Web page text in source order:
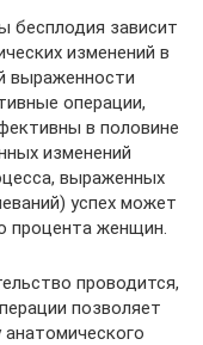
бесплодия зависит
изменений в
выраженности
операции,
в половине
изменений
выраженных
успех может
процента женщин.
проводится,
позволяет